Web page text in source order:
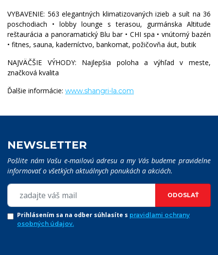
VYBAVENIE: 563 elegantných klimatizovaných izieb a suít na 36
poschodiach • lobby lounge s terasou, gurmánska Altitude
reštaurácia a panoramatický Blu bar • CHI spa • vnútorný bazén
• fitnes, sauna, kaderníctvo, bankomat, požičovňa áut, butik
NAJVÄČŠIE VÝHODY: Najlepšia poloha a výhľad v meste,
značková kvalita
Ďalšie informácie: www.shangri-la.com
NEWSLETTER
Pošlite nám Vašu e-mailovú adresu a my Vás budeme pravidelne
informovať o všetkých aktuálnych ponukách a akciách.
ODOSLAŤ
Prihlásením sa na odber súhlasíte s pravidlami ochrany
osobných údajov.